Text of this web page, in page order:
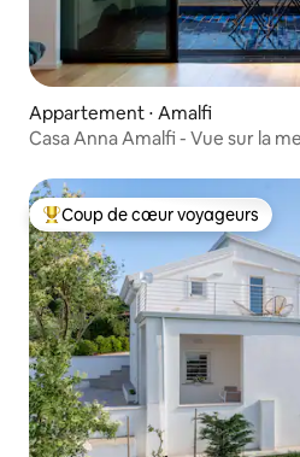
Appartement ⋅ Amalfi
Casa Anna Amalfi - Vue sur la
Coups de cœur voyageurs les
Coup de cœur voyageurs